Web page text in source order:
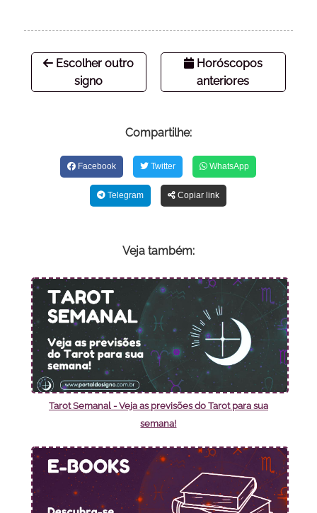
Escolher outro
signo
Horóscopos
anteriores
Compartilhe:
Facebook Twitter WhatsApp
Telegram Copiar link
Veja também:
Tarot Semanal - Veja as previsões do Tarot para sua
semana!